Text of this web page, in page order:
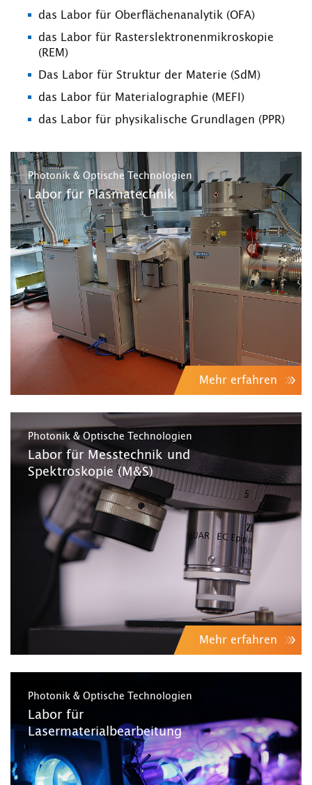
das Labor für Oberflächenanalytik (OFA)
das Labor für Rasterslektronenmikroskopie
(REM)
Das Labor für Struktur der Materie (SdM)
das Labor für Materialographie (MEFI)
das Labor für physikalische Grundlagen (PPR)
Photonik & Optische Technologien
Labor für Plasmatechnik
Mehr erfahren
Photonik & Optische Technologien
Labor für Messtechnik und
Spektroskopie (M&S)
Mehr erfahren
Photonik & Optische Technologien
Labor für
Lasermaterialbearbeitung